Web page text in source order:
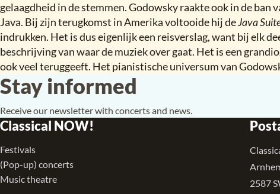
gelaagdheid in de stemmen. Godowsky raakte ook in de ban
Java. Bij zijn terugkomst in Amerika voltooide hij deJava
indrukken. Het is dus eigenlijk een reisverslag, want bij elk
beschrijving van waar de muziek over gaat. Het is een
ook veel teruggeeft. Het pianistische universum van
Stay informed
Receive our newsletter with concerts and news.
Classical NOW!
Festivals
(Pop-up) concerts
Music theatre
2587